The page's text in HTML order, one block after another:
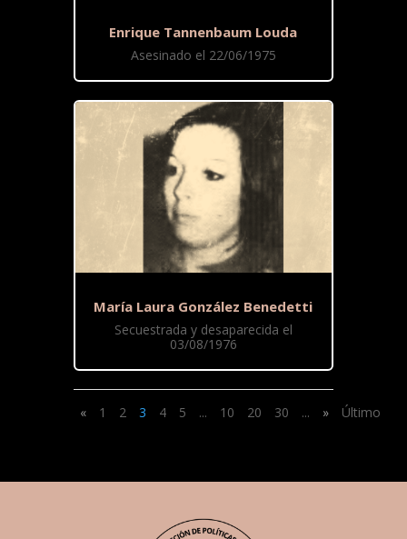
Enrique Tannenbaum Louda
Asesinado el 22/06/1975
María Laura González Benedetti
Secuestrada y desaparecida el
03/08/1976
« 1 2 3 4 5 ... 10 20 30 ... » Último